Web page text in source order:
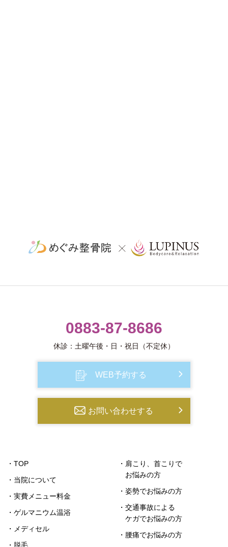
0883-87-8686
休診：土曜午後・日・祝日（不定休）
WEB予約する
お問い合わせする
・TOP
・当院について
・実費メニュー料金
・ゲルマニウム温浴
・メディセル
・脱毛
・肩こり、首こりで
お悩みの方
・姿勢でお悩みの方
・交通事故による
ケガでお悩みの方
・腰痛でお悩みの方